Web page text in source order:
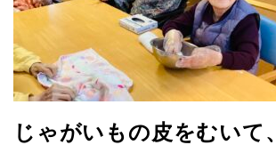
じゃがいもの皮をむいて、